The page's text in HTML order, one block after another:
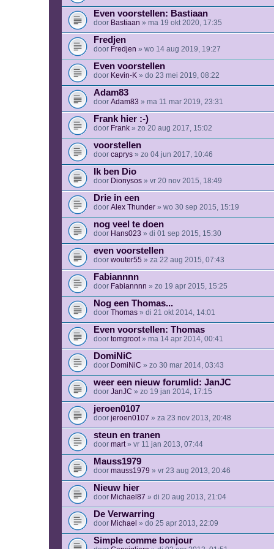
Even voorstellen: Bastiaan
door Bastiaan » ma 19 okt 2020, 17:35
Fredjen
door Fredjen » wo 14 aug 2019, 19:27
Even voorstellen
door Kevin-K » do 23 mei 2019, 08:22
Adam83
door Adam83 » ma 11 mar 2019, 23:31
Frank hier :-)
door Frank » zo 20 aug 2017, 15:02
voorstellen
door caprys » zo 04 jun 2017, 10:46
Ik ben Dio
door Dionysos » vr 20 nov 2015, 18:49
Drie in een
door Alex Thunder » wo 30 sep 2015, 15:19
nog veel te doen
door Hans023 » di 01 sep 2015, 15:30
even voorstellen
door wouter55 » za 22 aug 2015, 07:43
Fabiannnn
door Fabiannnn » zo 19 apr 2015, 15:25
Nog een Thomas...
door Thomas » di 21 okt 2014, 14:01
Even voorstellen: Thomas
door tomgroot» ma 14 apr 2014, 00:41
DomiNiC
door DomiNiC » zo 30 mar 2014, 03:43
weer een nieuw forumlid: JanJC
door JanJC » zo 19 jan 2014, 17:15
jeroen0107
door jeroen0107 » za 23 nov 2013, 20:48
steun en tranen
door mart» vr 11 jan 2013, 07:44
Mauss1979
door mauss1979 » vr 23 aug 2013, 20:46
Nieuw hier
door Michael87 » di 20 aug 2013, 21:04
De Verwarring
door Michael » do 25 apr 2013, 22:09
Simple comme bonjour